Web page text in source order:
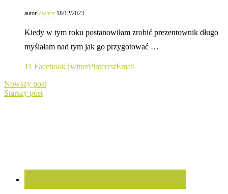
autor Zwierz 18/12/2023
Kiedy w tym roku postanowiłam zrobić prezentownik długo
myślałam nad tym jak go przygotować …
11 FacebookTwitterPinterestEmail
Nowszy post
Starszy post